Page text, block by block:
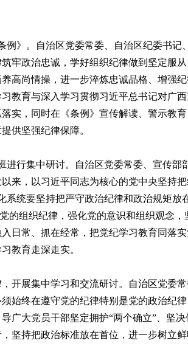
》。自治区党委常委、自治区纪委书记
牢政治忠诚，学好组织纪律做到坚定服
高尚情操，进一步淬炼忠诚品格、增强
教育与深入学习贯彻习近平总书记对广
实，同时在《条例》宣传解读、警示教
供坚强纪律保障。
行集中研讨。自治区党委常委、宣传部
来，以习近平同志为核心的党中央坚持
系统要坚持把严守政治纪律和政治规矩放
的组织纪律，强化党的意识和组织观念，
日常、抓在经常，把党纪学习教育同落
教育走深走实。
展集中学习和交流研讨。自治区党委常
始终在遵守党的纪律特别是党的政治纪
广大党员干部坚定拥护“两个确立”、坚决
坚持把政治标准放在首位，进一步树立